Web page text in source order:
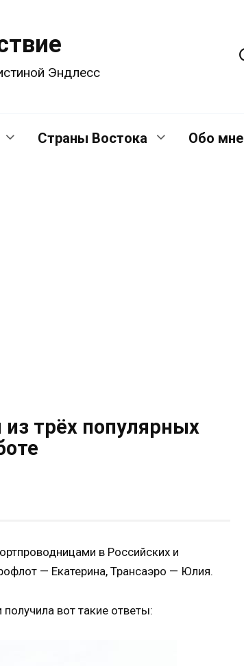
Эндлесс
Страны Востока Обо мне
трёх популярных
в Российских и
— Екатерина, Трансаэро — Юлия.
вот такие ответы: